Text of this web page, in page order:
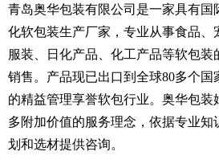
青岛奥华包装有限公司是一家具有国
化软包装生产厂家，专业从事食品、
服装、日化产品、化工产品等软包装
销售。产品现已出口到全球80多个
的精益管理享誉软包行业。奥华包装
多附加价值的服务理念，依据专业知
划和选材提供咨询。